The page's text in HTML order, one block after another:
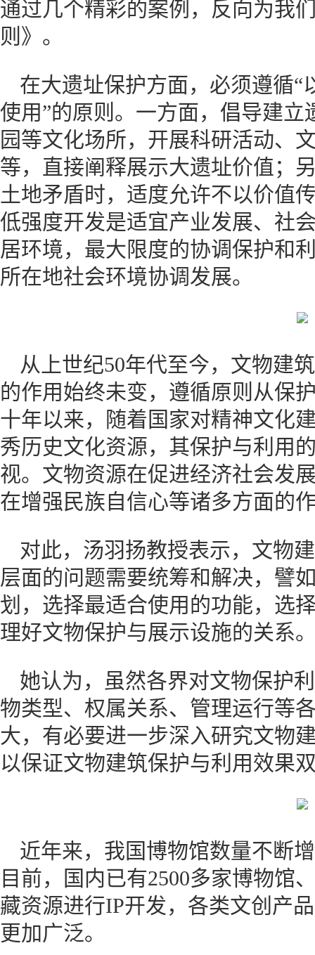
通过几个精彩的案例，反向为我
则》。
在大遗址保护方面，必须遵循“
使用”的原则。一方面，倡导建
园等文化场所，开展科研活动、
等，直接阐释展示大遗址价值；
土地矛盾时，适度允许不以价值
低强度开发是适宜产业发展、社
居环境，最大限度的协调保护和
所在地社会环境协调发展。
从上世纪50年代至今，文物建
的作用始终未变，遵循原则从保
十年以来，随着国家对精神文化
秀历史文化资源，其保护与利用
视。文物资源在促进经济社会发
在增强民族自信心等诸多方面
对此，汤羽扬教授表示，文物
层面的问题需要统筹和解决，譬
划，选择最适合使用的功能，选
理好文物保护与展示设施的
她认为，虽然各界对文物保护
物类型、权属关系、管理运行等
大，有必要进一步深入研究文物
以保证文物建筑保护与利用效果
近年来，我国博物馆数量不断
目前，国内已有2500多家博物馆
藏资源进行IP开发，各类文创产
更加广泛。